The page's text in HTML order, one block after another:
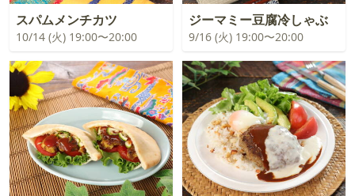
スパムメンチカツ
10/14 (火) 19:00〜20:00
ジーマミー豆腐冷しゃぶ
9/16 (火) 19:00〜20:00